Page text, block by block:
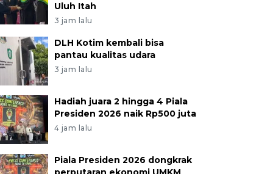
Uluh Itah
3 jam lalu
DLH Kotim kembali bisa
pantau kualitas udara
3 jam lalu
Hadiah juara 2 hingga 4 Piala
Presiden 2026 naik Rp500 juta
4 jam lalu
Piala Presiden 2026 dongkrak